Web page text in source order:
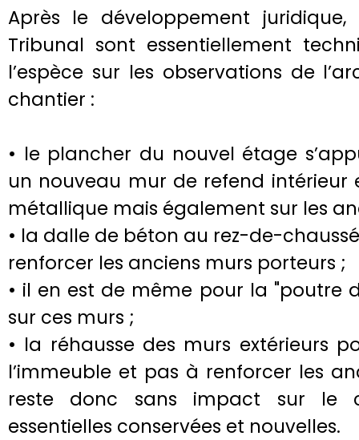
Après le développement
Tribunal sont essentiellement
l’espèce sur les observations de
chantier :
• le plancher du nouvel étage
un nouveau mur de refend intérieur
métallique mais également sur les
• la dalle de béton au rez-de-
renforcer les anciens murs porteurs ;
• il en est de même pour la "poutre
sur ces murs ;
• la réhausse des murs extérieurs
l’immeuble et pas à renforcer les
reste donc sans impact sur le
essentielles conservées et nouvelles.